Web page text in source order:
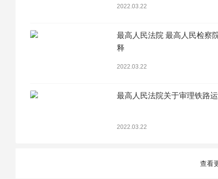
2022.03.22
最高人民法院 最高人民检察
释
2022.03.22
最高人民法院关于审理铁路
2022.03.22
查看